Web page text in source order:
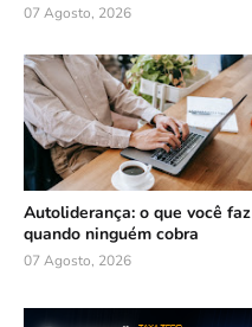
07 Agosto, 2026
Autoliderança: o que você faz
quando ninguém cobra
07 Agosto, 2026